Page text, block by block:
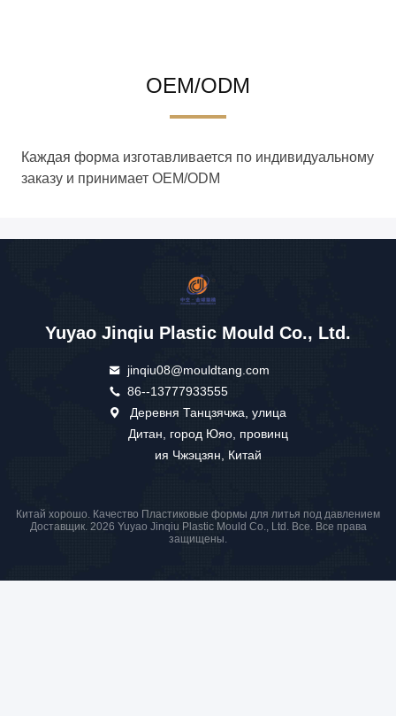
OEM/ODM
Каждая форма изготавливается по индивидуальному
заказу и принимает OEM/ODM
Yuyao Jinqiu Plastic Mould Co., Ltd.
jinqiu08@mouldtang.com
86--13777933555
Деревня Танцзячжа, улица
Дитан, город Юяо, провинц
ия Чжэцзян, Китай
Китай хорошо. Качество Пластиковые формы для литья под давлением
Доставщик. 2026 Yuyao Jinqiu Plastic Mould Co., Ltd. Все. Все права
защищены.